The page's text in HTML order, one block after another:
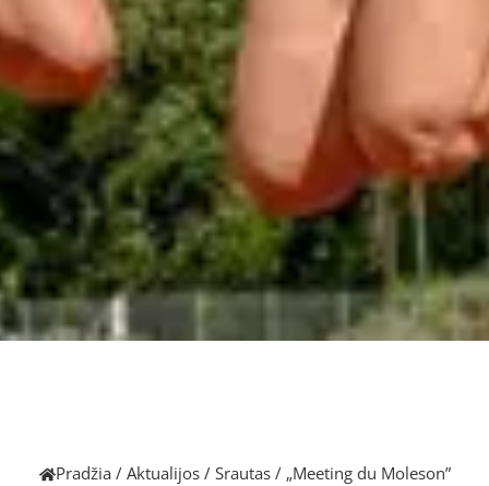
Pradžia / Aktualijos/ Srautas/ „Meeting du Moleson”